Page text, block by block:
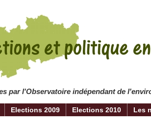
par l'Observatoire indépendant de
Elections 2009 Elections 2010 Les